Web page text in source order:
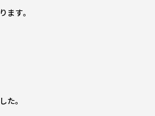
ます。
た。